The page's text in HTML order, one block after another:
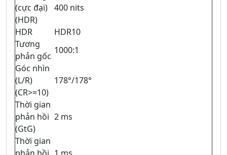
(cực đại)
(HDR)
400 nits
HDR
HDR10
Tương
phản gốc
1000:1
Góc nhìn
(L/R)
(CR>=10)
178°/178°
Thời gian
phản hồi
(GtG)
2 ms
Thời gian